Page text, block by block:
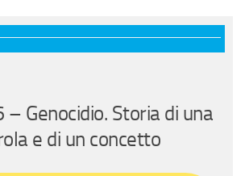
Genocidio. Storia di una
e di un concetto